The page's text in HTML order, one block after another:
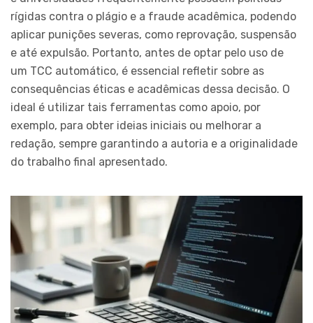
rígidas contra o plágio e a fraude acadêmica, podendo
aplicar punições severas, como reprovação, suspensão
e até expulsão. Portanto, antes de optar pelo uso de
um TCC automático, é essencial refletir sobre as
consequências éticas e acadêmicas dessa decisão. O
ideal é utilizar tais ferramentas como apoio, por
exemplo, para obter ideias iniciais ou melhorar a
redação, sempre garantindo a autoria e a originalidade
do trabalho final apresentado.